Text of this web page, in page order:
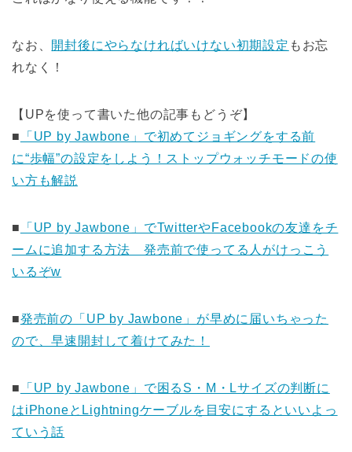
なお、 開封後にやらなければいけない初期設定 もお忘
れなく！
【UPを使って書いた他の記事もどうぞ】
■
「UP by Jawbone」で初めてジョギングをする前
に“歩幅”の設定をしよう！ストップウォッチモードの使
い方も解説
■
「UP by Jawbone」でTwitterやFacebookの友達をチ
ームに追加する方法 発売前で使ってる人がけっこう
いるぞw
■発売前の「UP by Jawbone」が早めに届いちゃった
ので、早速開封して着けてみた！
■
「UP by Jawbone」で困るS・M・Lサイズの判断に
はiPhoneとLightningケーブルを目安にするといいよっ
ていう話